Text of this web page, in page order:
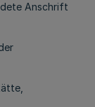
Anschrift